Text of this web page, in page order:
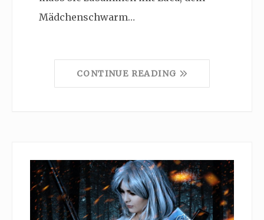
Mädchenschwarm…
CONTINUE READING